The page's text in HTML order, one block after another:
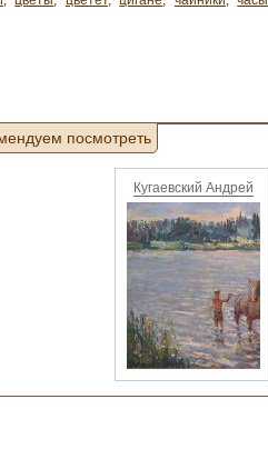
посмотреть
Кугаевский Андрей